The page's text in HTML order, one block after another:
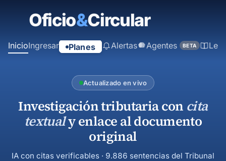
principal
InicioIngresar Planes Alertas Agentes BETA
Actualizado en vivo
Investigación tributaria con cita
textualy enlace al documento
original
IA con citas verificables · 9.886 sentencias del Tribunal